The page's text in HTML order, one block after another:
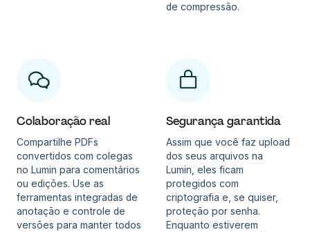
de compressão.
Colaboração real
Compartilhe PDFs
convertidos com colegas
no Lumin para comentários
ou edições. Use as
ferramentas integradas de
anotação e controle de
versões para manter todos
Segurança garantida
Assim que você faz upload
dos seus arquivos na
Lumin, eles ficam
protegidos com
criptografia e, se quiser,
proteção por senha.
Enquanto estiverem